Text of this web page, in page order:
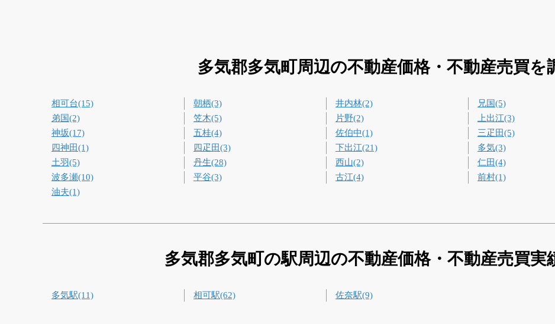
多気郡多気町周辺の不動産価格・不動産売買を
相可台(15) 朝柄(3) 井内林(2) 兄国(5)
弟国(2)
笠木(5) 片野(2) 上出江(3)
神坂(17)
五桂(4) 佐伯中(1) 三疋田(5)
四神田(1)
四疋田(3) 下出江(21) 多気(3)
土羽(5)
丹生(28) 西山(2) 仁田(4)
波多瀬(10)
平谷(3) 古江(4) 前村(1)
油夫(1)
多気郡多気町の駅周辺の不動産価格・不動産売買実
多気駅(11) 相可駅(62) 佐奈駅(9)